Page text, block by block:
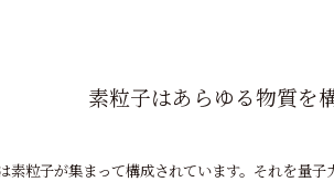
素粒子はあらゆる物質を
素粒子が集まって構成されています。それを量子